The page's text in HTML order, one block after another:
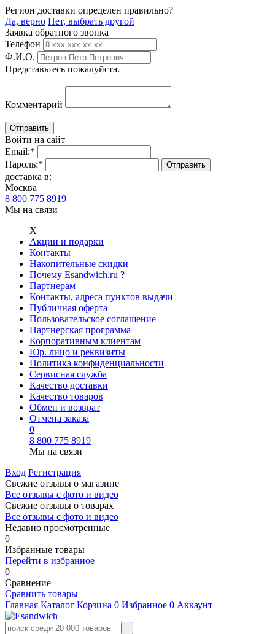
Регион доставки определен правильно?
Да, верно Нет, выбрать другой
Заявка обратного звонка
Телефон
Ф.И.О.
Представьтесь пожалуйста.
Комментарий
Войти на сайт
Email:*
Пароль:*
доставка в:
Москва
8 800 775 8919
Мы на связи
Х
Акции и подарки
Контакты
Накопительные скидки
Почему Esandwich.ru ?
Партнерам
Контакты, адреса пунктов выдачи
Публичная оферта
Пользовательское соглашение
Партнерская программа
Корпоративным клиентам
Юр. лицо и реквизиты
Политика конфиденциальности
Сервисная служба
Качество доставки
Качество товаров
Обмен и возврат
Отмена заказа
0
8 800 775 8919
Мы на связи
Вход Регистрация
Свежие отзывы о магазине
Все отзывы с фото и видео
Свежие отзывы о товарах
Все отзывы c фото и видео
Недавно просмотренные
0
Избранные товары
Перейти в избранное
0
Сравнение
Сравнить товары
Главная Каталог Корзина 0 Избранное 0 Аккаунт